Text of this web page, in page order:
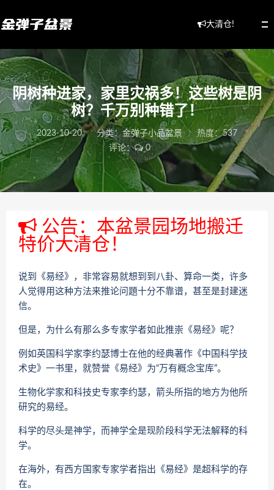
大清仓!
阴树种进家，家里灾祸多！这些树是阴
树？千万别种错了！
2023-10-20 分类：金弹子小品盆景
热度：537
评论：
0
公告：本盆景园场地搬迁
特价大清仓！
说到《易经》，非常容易就想到到八卦、算命一类，许多
人觉得用这种方法来推论问題十分不靠谱，甚至是封建迷
信。
但是，为什么有那么多专家学者如此推崇《易经》呢？
例如英国科学家李约瑟博士在他的经典著作《中国科学技
术史》一书里，就赞誉《易经》为“万有概念宝库”。
生物化学家和科技史专家李约瑟，箭头所指的地方为他所
研究的易经。
科学的尽头是神学，而神学全是现阶段科学无法解释的科
学。
在海外，有西方国家专家学者指出《易经》是超科学的存
在。